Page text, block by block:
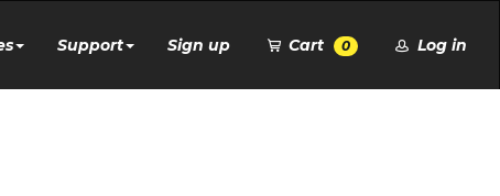
Support Sign up Cart 0 Log in